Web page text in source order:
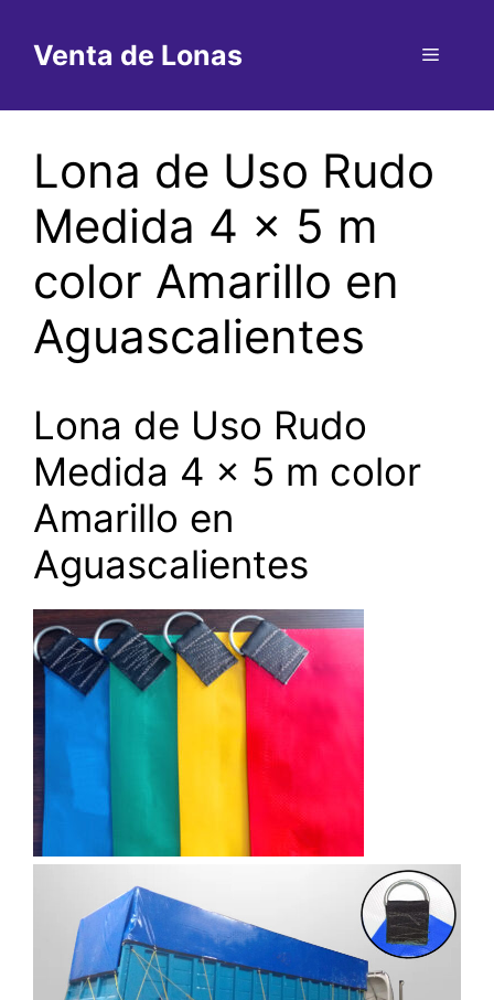
contenido
Venta de Lonas Menú
Lona de Uso Rudo
Medida 4 x 5 m
color Amarillo en
Aguascalientes
Lona de Uso Rudo
Medida 4 x 5 m color
Amarillo en
Aguascalientes